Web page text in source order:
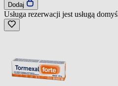
Dodaj
Usługa rezerwacji jest usługą